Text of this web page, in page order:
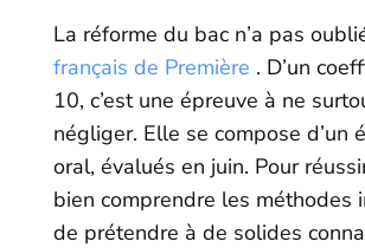
La réforme du bac n’a pas
français de Première . D’un
10, c’est une épreuve à ne
négliger. Elle se compose d’un
oral, évalués en juin. Pour
bien comprendre les méthodes
de prétendre à de solides